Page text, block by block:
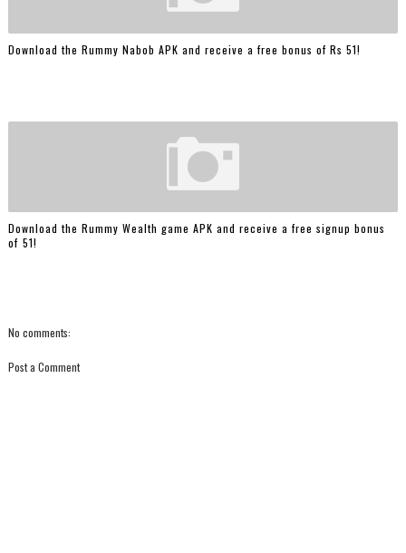
Download the Rummy Nabob APK and receive a free bonus of Rs 51!
Download the Rummy Wealth game APK and receive a free signup bonus
of ₹51!
No comments:
Post a Comment